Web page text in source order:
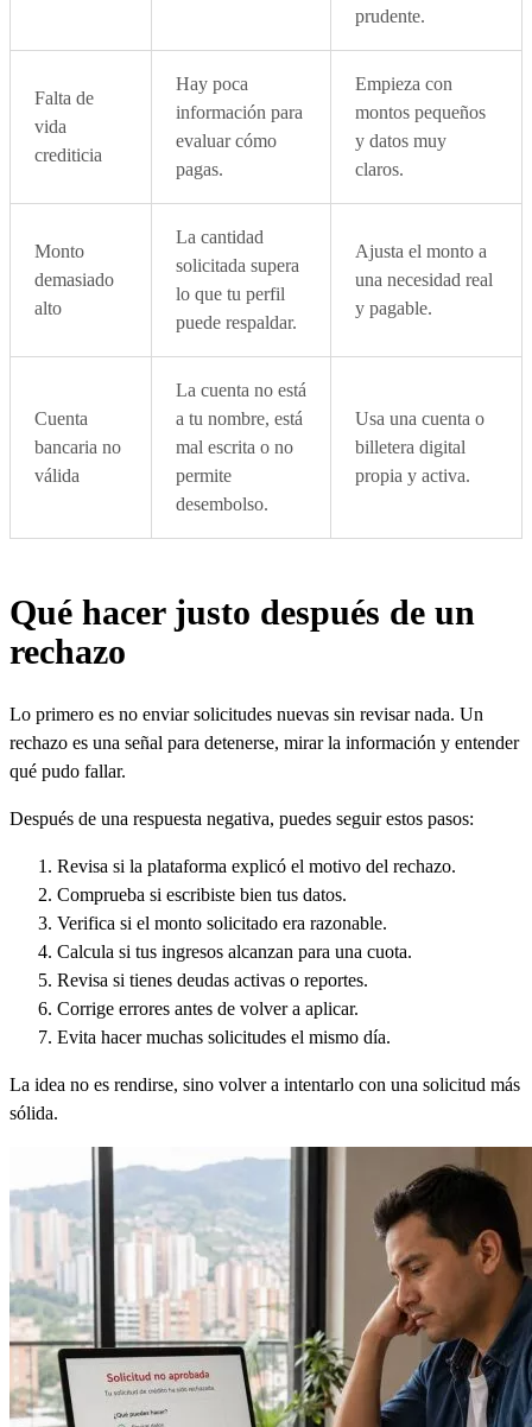
prudente.
Falta de
vida
crediticia
Hay poca
información para
evaluar cómo
pagas.
Empieza con
montos pequeños
y datos muy
claros.
Monto
demasiado
alto
La cantidad
solicitada supera
lo que tu perfil
puede respaldar.
Ajusta el monto a
una necesidad real
y pagable.
Cuenta
bancaria no
válida
La cuenta no está
a tu nombre, está
mal escrita o no
permite
desembolso.
Usa una cuenta o
billetera digital
propia y activa.
Qué hacer justo después de un
rechazo
Lo primero es no enviar solicitudes nuevas sin revisar nada. Un
rechazo es una señal para detenerse, mirar la información y entender
qué pudo fallar.
Después de una respuesta negativa, puedes seguir estos pasos:
Revisa si la plataforma explicó el motivo del rechazo.
Comprueba si escribiste bien tus datos.
Verifica si el monto solicitado era razonable.
Calcula si tus ingresos alcanzan para una cuota.
Revisa si tienes deudas activas o reportes.
Corrige errores antes de volver a aplicar.
Evita hacer muchas solicitudes el mismo día.
La idea no es rendirse, sino volver a intentarlo con una solicitud más
sólida.